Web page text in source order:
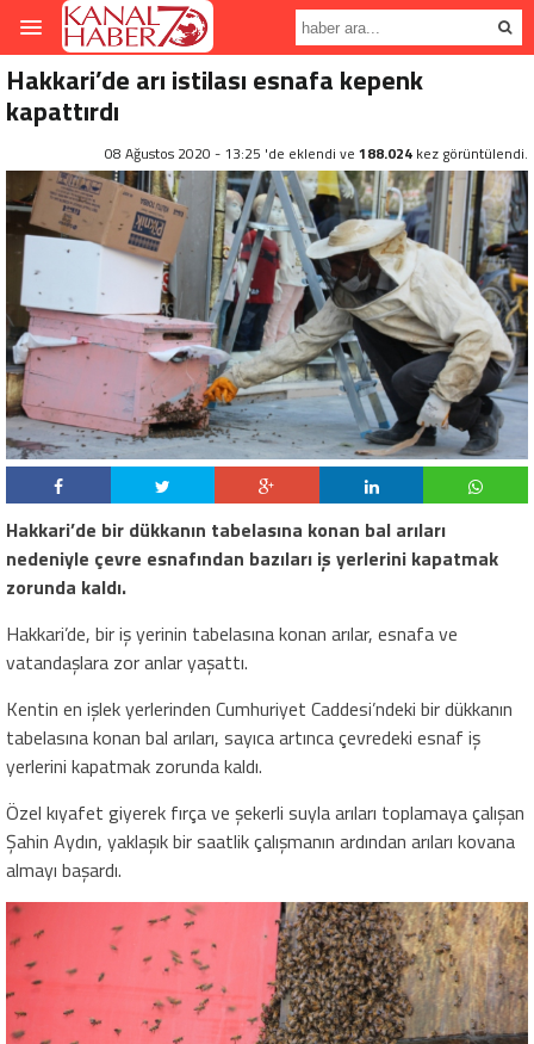
Hakkari’de arı istilası esnafa kepenk
kapattırdı
08 Ağustos 2020 - 13:25 'de eklendi ve 188.024 kez görüntülendi.
Hakkari’de bir dükkanın tabelasına konan bal arıları
nedeniyle çevre esnafından bazıları iş yerlerini kapatmak
zorunda kaldı.
Hakkari’de, bir iş yerinin tabelasına konan arılar, esnafa ve
vatandaşlara zor anlar yaşattı.
Kentin en işlek yerlerinden Cumhuriyet Caddesi’ndeki bir dükkanın
tabelasına konan bal arıları, sayıca artınca çevredeki esnaf iş
yerlerini kapatmak zorunda kaldı.
Özel kıyafet giyerek fırça ve şekerli suyla arıları toplamaya çalışan
Şahin Aydın, yaklaşık bir saatlik çalışmanın ardından arıları kovana
almayı başardı.